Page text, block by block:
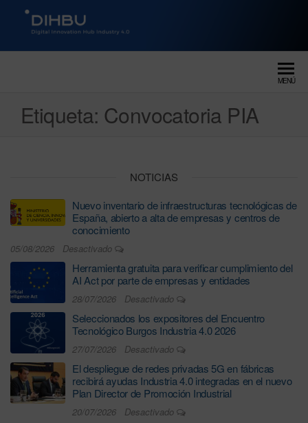
DIGITAL INNOVATION HUB
MENÚ
Etiqueta: Convocatoria PIA
NOTICIAS
Nuevo inventario de infraestructuras tecnológicas de
España, abierto a alta de empresas y centros de
conocimiento
05/08/2026 Desactivado
Herramienta gratuita para verificar cumplimiento del
AI Act por parte de empresas y entidades
28/07/2026 Desactivado
Seleccionados los expositores del Encuentro
Tecnológico Burgos Industria 4.0 2026
27/07/2026 Desactivado
El despliegue de redes privadas 5G en fábricas
recibirá ayudas Industria 4.0 integradas en el nuevo
Plan Director de Promoción Industrial
20/07/2026 Desactivado